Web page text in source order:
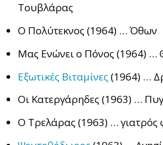
Τουβλάρας
Ο Πολύτεκνος (1964) … Όθων
Μας Ενώνει ο Πόνος (1964) …
Εξωτικές Βιταμίνες (1964) …
Οι Κατεργάρηδες (1963) …
Ο Τρελάρας (1963) … γιατρός